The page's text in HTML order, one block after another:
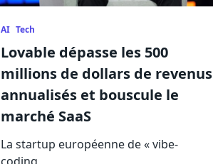
AI Tech
Lovable dépasse les 500
millions de dollars de revenus
annualisés et bouscule le
marché SaaS
La startup européenne de « vibe-